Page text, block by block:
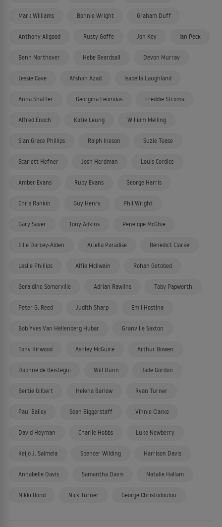
Mark Williams Bonnie Wright Graham Duff
Anthony Allgood Rusty Goffe Jon Key Ian Peck
Benn Northover Hebe Beardsall Devon Murray
Jessie Cave Afshan Azad Isabella Laughland
Anna Shaffer Georgina Leonidas Freddie Stroma
Alfred Enoch Katie Leung William Melling
Sian Grace Phillips Ralph Ineson Suzie Toase
Scarlett Hefner Josh Herdman Louis Cordice
Amber Evans Ruby Evans George Harris
Chris Rankin Guy Henry Phil Wright
Gary Sayer Tony Adkins Penelope McGhie
Ellie Darcey-Alden Ariella Paradise Benedict Clarke
Leslie Phillips Alfie McIlwain Rohan Gotobed
Geraldine Somerville Adrian Rawlins Toby Papworth
Peter G. Reed Judith Sharp Emil Hostina
Bob Yves Van Hellenberg Hubar Granville Saxton
Tony Kirwood Ashley McGuire Arthur Bowen
Daphne de Beistegui Will Dunn Jade Gordon
Bertie Gilbert Helena Barlow Ryan Turner
Paul Bailey Sean Biggerstaff Vinnie Clarke
David Heyman Charlie Hobbs Luke Newberry
Keijo J. Salmela Spencer Wilding Harrison Davis
Annabelle Davis Samantha Davis Natalie Hallam
Nikki Bond Nick Turner George Christodoulou